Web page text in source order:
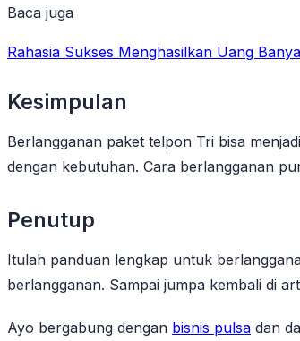
Baca juga
Rahasia Sukses Menghasilkan Uang
Kesimpulan
Berlangganan paket telpon Tri bisa
dengan kebutuhan. Cara berlangganan
Penutup
Itulah panduan lengkap untuk
berlangganan. Sampai jumpa kembali di
Ayo bergabung dengan bisnis pulsa dan